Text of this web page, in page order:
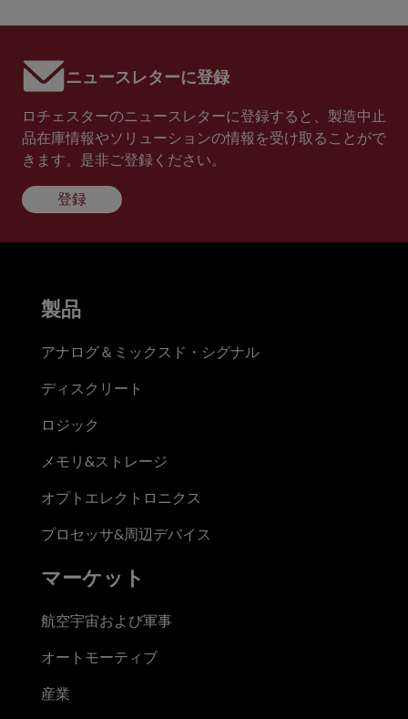
ニュースレターに登録
ロチェスターのニュースレターに登録すると、製造中止
品在庫情報やソリューションの情報を受け取ることがで
きます。是非ご登録ください。
登録
製品
アナログ＆ミックスド・シグナル
ディスクリート
ロジック
メモリ&ストレージ
オプトエレクトロニクス
プロセッサ&周辺デバイス
マーケット
航空宇宙および軍事
オートモーティブ
産業